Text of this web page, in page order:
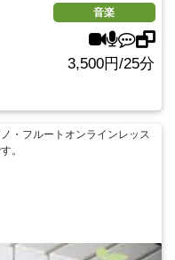
音楽
3,500円/25分
ノ・フルートオンラインレッス
。